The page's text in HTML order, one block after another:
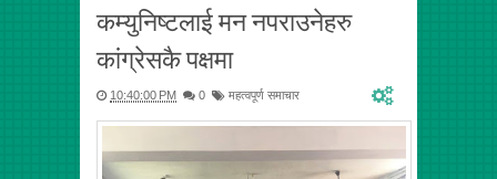
कम्युनिष्टलाई मन नपराउनेहरु
कांग्रेसकै पक्षमा
10:40:00 PM 0 महत्वपूर्ण समाचार